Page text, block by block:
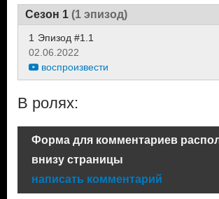
Сезон 1 (1 эпизод)
1 Эпизод #1.1
02.06.2022
воспроизвести
В ролях:
Форма для комментариев
внизу страницы
написать комментарий